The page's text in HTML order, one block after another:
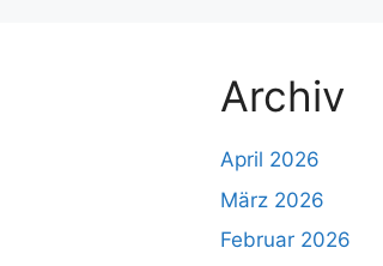
Archiv
April 2026
März 2026
Februar 2026